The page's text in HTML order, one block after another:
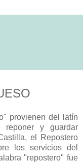
provienen del latín
reponer y guardar
el Repostero
los servicios del
"repostero" fue